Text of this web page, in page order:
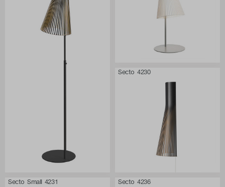
Secto 4230
Secto Small 4231 Secto 4236